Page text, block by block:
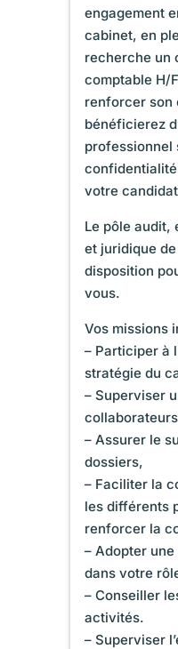
engagement
cabinet, en
recherche un
comptable H/
renforcer son
bénéficierez
professionnel
votre
Le pôle audit,
et juridique
disposition
vous.
Vos missions
– Participer à
stratégie du
– Superviser
– Assurer le
dossiers,
– Faciliter la
les différents
renforcer la
– Adopter
dans votre
– Conseiller
activités.
– Superviser